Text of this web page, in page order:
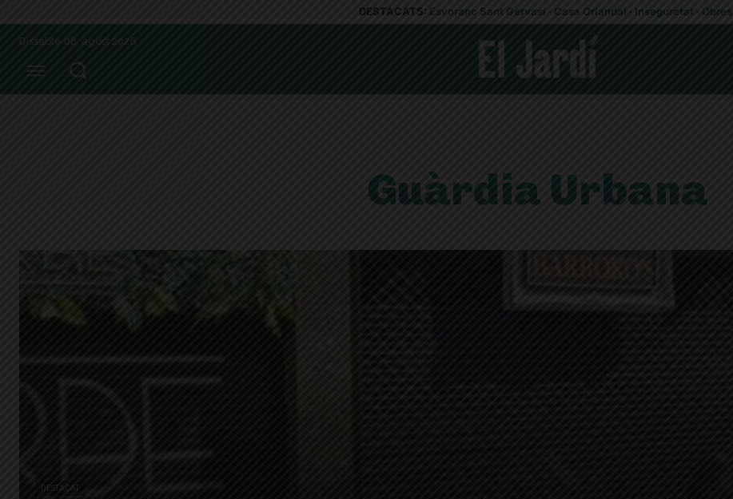
DESTACATS: Esvoranc Sant Gervasi · Casa Orlandai · Inseguretat · Obres
Dissabte 08, agost 2026
Guàrdia Urbana
DESTACAT